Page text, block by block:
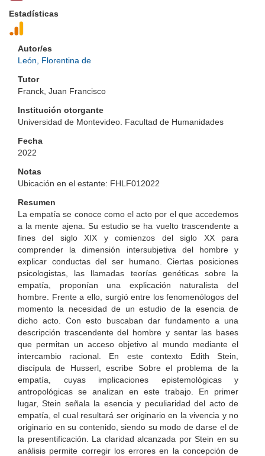
Estadísticas
Autor/es
León, Florentina de
Tutor
Franck, Juan Francisco
Institución otorgante
Universidad de Montevideo. Facultad de Humanidades
Fecha
2022
Notas
Ubicación en el estante: FHLF012022
Resumen
La empatía se conoce como el acto por el que accedemos
a la mente ajena. Su estudio se ha vuelto trascendente a
fines del siglo XIX y comienzos del siglo XX para
comprender la dimensión intersubjetiva del hombre y
explicar conductas del ser humano. Ciertas posiciones
psicologistas, las llamadas teorías genéticas sobre la
empatía, proponían una explicación naturalista del
hombre. Frente a ello, surgió entre los fenomenólogos del
momento la necesidad de un estudio de la esencia de
dicho acto. Con esto buscaban dar fundamento a una
descripción trascendente del hombre y sentar las bases
que permitan un acceso objetivo al mundo mediante el
intercambio racional. En este contexto Edith Stein,
discípula de Husserl, escribe Sobre el problema de la
empatía, cuyas implicaciones epistemológicas y
antropológicas se analizan en este trabajo. En primer
lugar, Stein señala la esencia y peculiaridad del acto de
empatía, el cual resultará ser originario en la vivencia y no
originario en su contenido, siendo su modo de darse el de
la presentificación. La claridad alcanzada por Stein en su
análisis permite corregir los errores en la concepción de